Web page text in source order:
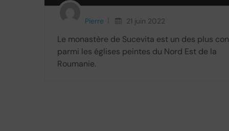
Pierre 21 juin 2022
Le monastère de Sucevita est un des plus
parmi les églises peintes du Nord Est de la
Roumanie.